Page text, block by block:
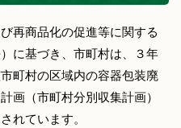
再商品化の促進等に関する
に基づき、市町村は、３年
町村の区域内の容器包装廃
画（市町村分別収集計画）
れています。